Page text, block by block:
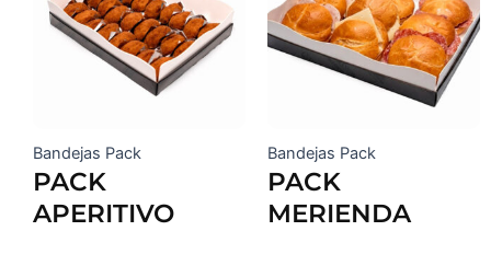
Bandejas Pack
PACK
APERITIVO
Bandejas Pack
PACK
MERIENDA